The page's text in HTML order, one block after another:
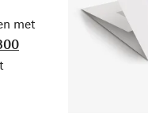
met